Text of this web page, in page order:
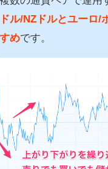
ドル/NZドルとユーロ/
すめです。